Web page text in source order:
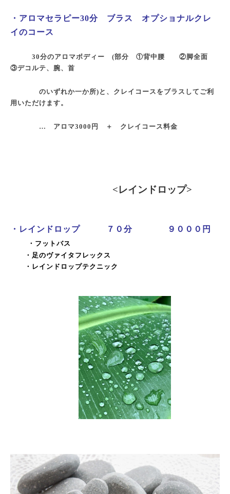
・アロマセラピー30分 ブラス オプショナルクレ
イのコース
30分のアロマボディー (部分 ①背中腰 ②脚全面
③デコルテ、腕、首
のいずれか一か所)と、クレイコースをブラスしてご利
用いただけます。
… アロマ3000円 ＋ クレイコース料金
<レインドロップ>
・レインドロップ ７０分 ９０００円
・フットバス
・足のヴァイタフレックス
・レインドロップテクニック